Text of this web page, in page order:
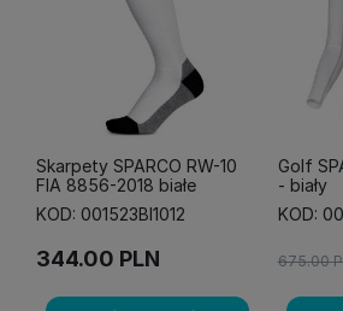
Skarpety SPARCO RW-10
FIA 8856-2018 białe
KOD: 001523BI1012
344.00 PLN
Golf
- biały
KOD:
675.00